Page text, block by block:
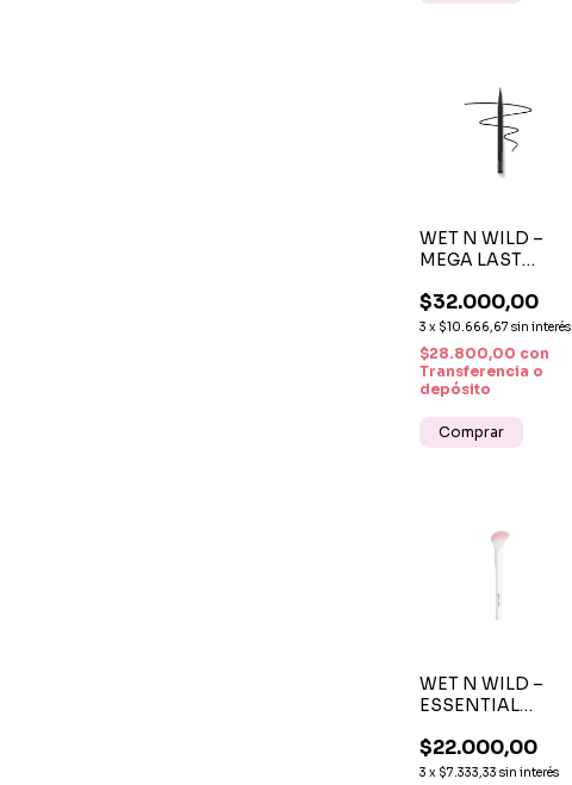
WET N WILD –
MEGA LAST
SKINNY LIQUID
EYELINER NEGRO
$32.000,00
3 x $10.666,67 sin interés
$28.800,00 con
Transferencia o
depósito
WET N WILD –
ESSENTIAL
BRUSH BROCHA
PARA
$22.000,00
3 x $7.333,33 sin interés